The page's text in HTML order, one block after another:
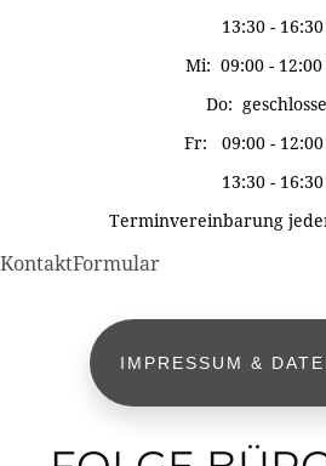
13:30 - 16:30
Mi: 09:00 -
Do:
Fr: 09:00 -
13:30 - 16:30
Terminvereinbarung
KontaktFormular
IMPRESSUM &